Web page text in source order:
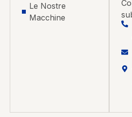
Le Nostre
Macchine